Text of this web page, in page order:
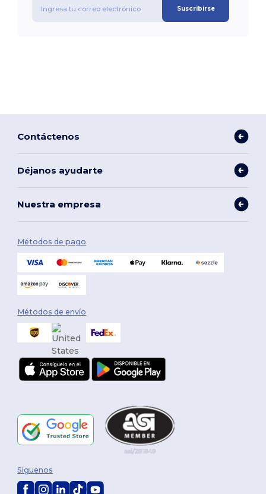
Suscribirse
Contáctenos
Déjanos ayudarte
Nuestra empresa
Métodos de pago
Métodos de envío
Síguenos